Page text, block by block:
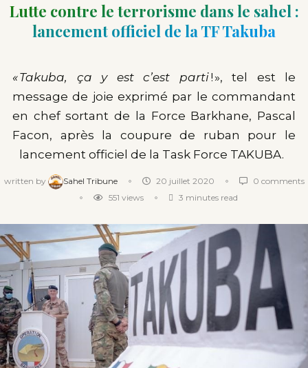
Lutte contre le terrorisme dans le sahel :
lancement officiel de la TF Takuba
« Takuba, ça y est c’est parti! », tel est le
message de joie exprimé par le commandant
en chef sortant de la Force Barkhane, Pascal
Facon, après la coupure de ruban pour le
lancement officiel de la Task Force TAKUBA.
written by Sahel Tribune 20 juillet 2020
0 comments
551 views 3 minutes read